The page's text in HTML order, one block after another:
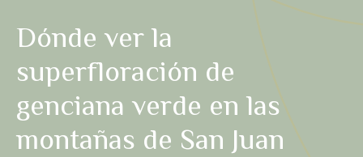
Dónde ver la
superfloración de
genciana verde en las
montañas de San Juan